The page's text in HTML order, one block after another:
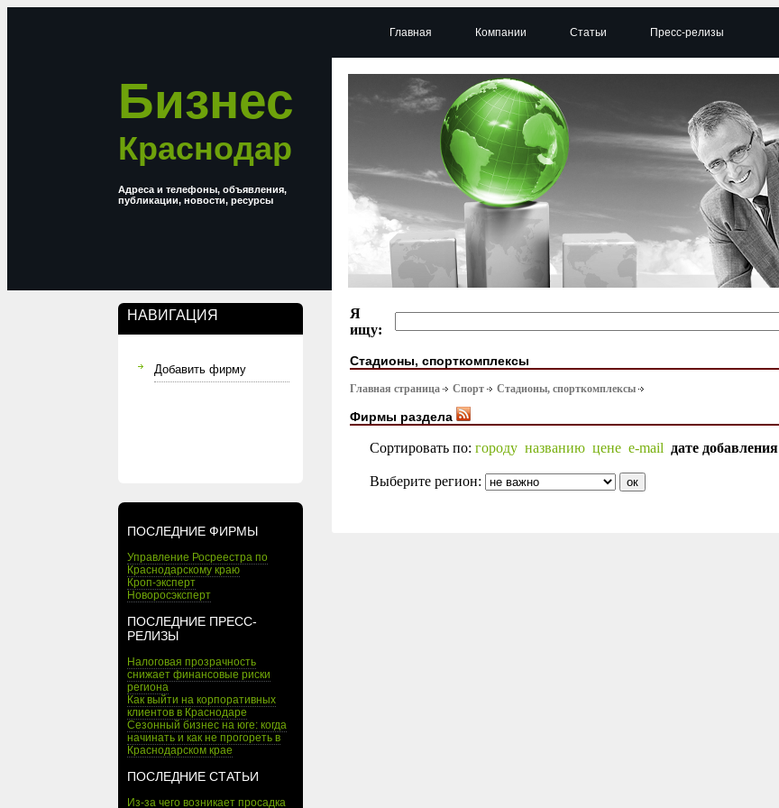
Бизнес
Краснодар
Адреса и телефоны, объявления,
публикации, новости, ресурсы
НАВИГАЦИЯ
Добавить фирму
ПОСЛЕДНИЕ ФИРМЫ
Управление Росреестра по
Краснодарскому краю
Кроп-эксперт
Новоросэксперт
ПОСЛЕДНИЕ ПРЕСС-
РЕЛИЗЫ
Налоговая прозрачность
снижает финансовые риски
региона
Как выйти на корпоративных
клиентов в Краснодаре
Сезонный бизнес на юге: когда
начинать и как не прогореть в
Краснодарском крае
ПОСЛЕДНИЕ СТАТЬИ
Из-за чего возникает просадка
Главная Компании Статьи Пресс-релизы
Я
ищу:
Стадионы, спорткомплексы
Главная страница Спорт Стадионы, спорткомплексы
Фирмы раздела
Сортировать по: городу названию цене e-mail дате добавления
Выберите регион: